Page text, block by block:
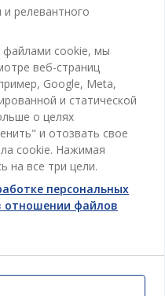
мун. Кишинёв,
лицами
и релевантного
файлами cookie, мы
веб-страниц
Google, Meta,
и статической
о целях
и отозвать свое
cookie. Нажимая
на все три цели.
персональных
отношении файлов